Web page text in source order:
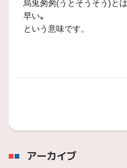
烏兎匆匆(うとそうそう)と
早い〟
という意味です。
アーカイブ